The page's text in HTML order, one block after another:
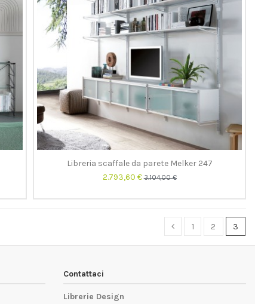
Libreria scaffale da parete Melker 247
2.793,60 €3.104,00 €
1 2 3
Contattaci
Librerie Design